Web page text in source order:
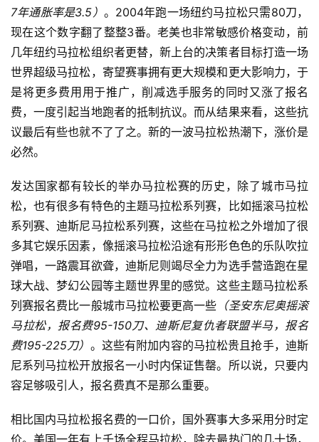
比
赛
观
察
装
备
训
练
视
7年通胀率是3.5） 。2004年跑一场纽约马拉松只需80刀，
现在这个数字翻了整整3番。老美也非常敏感价格变动，前
几年纽约马拉松组织者更替，新上台的决策者目标打造一场
世界超级马拉松，寄望赛事拥有更大规模和更大影响力，于
是将更多费用用于推广，削减选手服务的同时又涨了报名
费，一度引起当地跑者的抵制抗议。而从结果来看，这些抗
议最后有些也就不了了之。新的一波马拉松热潮下，涨价是
必然。
发达国家都有较长的举办马拉松赛的历史，除了城市马拉
松，也有很多有特色的主题马拉松系列赛，比如摇滚马拉松
系列赛、迪斯尼马拉松系列赛，这些在马拉松之外增加了很
多其它娱乐因素，像摇滚马拉松沿途有形形色色的乐队吹拉
弹唱，一路震耳欲聋，迪斯尼则竭尽全力为选手营造跑在星
球大战、梦幻公园等主题世界里的感觉。这些主题马拉松系
列赛报名费比一般城市马拉松要更高一些 （圣安东尼奥摇滚
马拉松，报名费95-150刀、迪斯尼复仇者联盟半马，报名
费195-225刀） 。这些有附加内容的马拉松贵且抢手，迪斯
尼系列马拉松开放报名一小时内保证售罄。所以说，只要内
容足够吸引人，报名费真不是那么重要。
相比国内马拉松报名费的一口价，国外赛事大多采用分时定
价。美国一年有上千场全程马拉松，除去最热门的几十场，